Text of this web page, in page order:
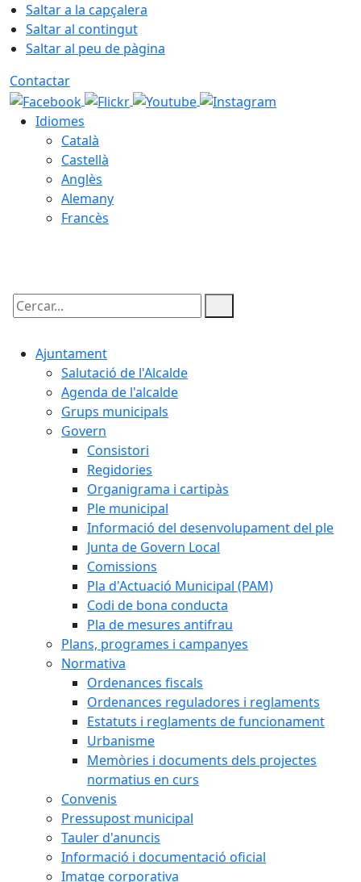
Saltar a la capçalera
Saltar al contingut
Saltar al peu de pàgina
Contactar
Idiomes
Català
Castellà
Anglès
Alemany
Francès
Cercar:
Ajuntament
Salutació de l'Alcalde
Agenda de l'alcalde
Grups municipals
Govern
Consistori
Regidories
Organigrama i cartipàs
Ple municipal
Informació del desenvolupament del ple
Junta de Govern Local
Comissions
Pla d'Actuació Municipal (PAM)
Codi de bona conducta
Pla de mesures antifrau
Plans, programes i campanyes
Normativa
Ordenances fiscals
Ordenances reguladores i reglaments
Estatuts i reglaments de funcionament
Urbanisme
Memòries i documents dels projectes
normatius en curs
Convenis
Pressupost municipal
Tauler d'anuncis
Informació i documentació oficial
Imatge corporativa